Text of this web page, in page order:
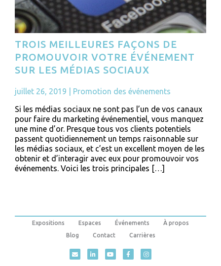
TROIS MEILLEURES FAÇONS DE
PROMOUVOIR VOTRE ÉVÉNEMENT
SUR LES MÉDIAS SOCIAUX
juillet 26, 2019
Promotion des événements
Si les médias sociaux ne sont pas l’un de vos canaux
pour faire du marketing événementiel, vous manquez
une mine d’or. Presque tous vos clients potentiels
passent quotidiennement un temps raisonnable sur
les médias sociaux, et c’est un excellent moyen de les
obtenir et d’interagir avec eux pour promouvoir vos
événements. Voici les trois principales […]
Expositions Espaces Événements
À propos
Blog
Contact Carrières